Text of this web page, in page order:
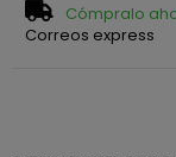
Cómpralo
Correos express